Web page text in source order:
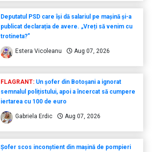
Deputatul PSD care își dă salariul pe mașină și-a
publicat declarația de avere. „Vreți să venim cu
trotineta?”
Estera Vicoleanu Aug 07, 2026
FLAGRANT: Un șofer din Botoșani a ignorat
semnalul polițistului, apoi a încercat să cumpere
iertarea cu 100 de euro
Gabriela Erdic Aug 07, 2026
Șofer scos inconștient din mașină de pompieri